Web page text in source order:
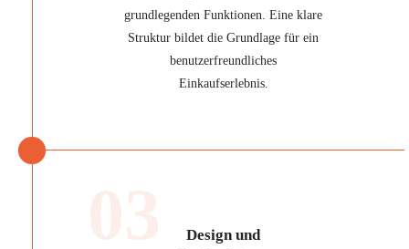
grundlegenden Funktionen. Eine klare
Struktur bildet die Grundlage für ein
benutzerfreundliches
Einkaufserlebnis.
Design und